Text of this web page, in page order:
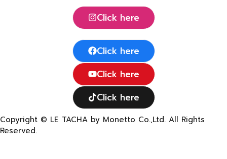
Click here
Click here
Click here
Click here
Copyright © LE TACHA by Monetto Co.,Ltd. All Rights
Reserved.